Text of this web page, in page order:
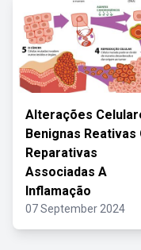
Alterações
Benignas Reativas
Reparativas
Associadas A
Inflamação
07 September 2024